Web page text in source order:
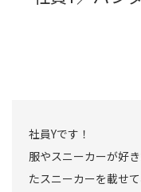
社員Yです！
服やスニーカーが好
たスニーカーを載せて